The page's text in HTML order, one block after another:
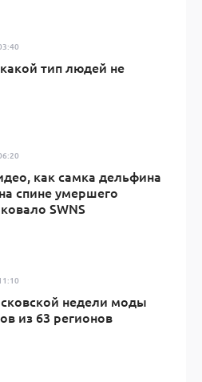
тип людей не
как самка дельфина
спине умершего
SWNS
недели моды
из 63 регионов